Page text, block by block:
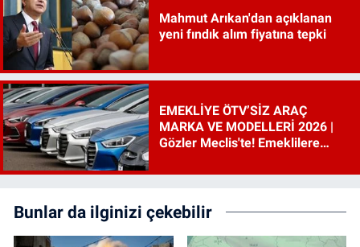
Mahmut Arıkan'dan açıklanan
yeni fındık alım fiyatına tepki
EMEKLİYE ÖTV’SİZ ARAÇ
MARKA VE MODELLERİ 2026 |
Gözler Meclis'te! Emeklilere
ne?
Bunlar da ilginizi çekebilir